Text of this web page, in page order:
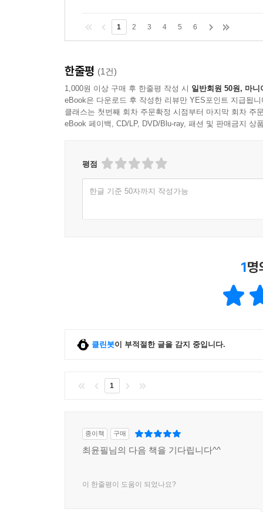
1 2 3 4 5 6
한줄평 (1건)
1,000원 이상 구매 후 한줄평 작성 시 일반회원 50원, 마니
eBook은 다운로드 후 작성한 리뷰만 YES포인트 지급됩니
클래스는 첫번째 회차 주문확정 시점부터 마지막 회차 주
eBook 페이백, CD/LP, DVD/Blu-ray, 패션 및 판매금지 상
평점
한글 기준 50자까지 작성가능
1명
클린봇이 부적절한 글을 감지 중입니다.
1
종이책 구매
최윤필님의 다음 책을 기다립니다^^
이 한줄평이 도움이 되었나요?